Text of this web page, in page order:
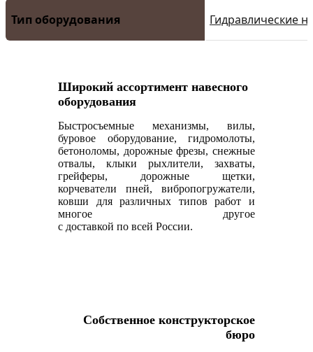
Тип оборудования Гидравлические
Широкий ассортимент навесного
оборудования
Быстросъемные механизмы, вилы,
буровое оборудование, гидромолоты,
бетоноломы, дорожные фрезы, снежные
отвалы, клыки рыхлители, захваты,
грейферы, дорожные щетки,
корчеватели пней, вибропогружатели,
ковши для различных типов работ и
многое другое
с доставкой по всей России.
Собственное конструкторское
бюро